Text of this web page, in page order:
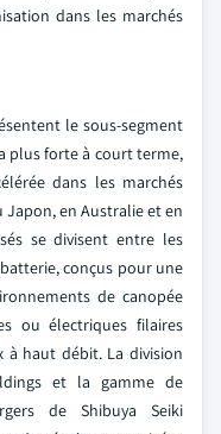
dans les marchés
le sous-segment
plus forte à court terme,
dans les marchés
Japon, en Australie et en
se divisent entre les
conçus pour une
de canopée
ou électriques filaires
à haut débit. La division
et la gamme de
de Shibuya Seiki